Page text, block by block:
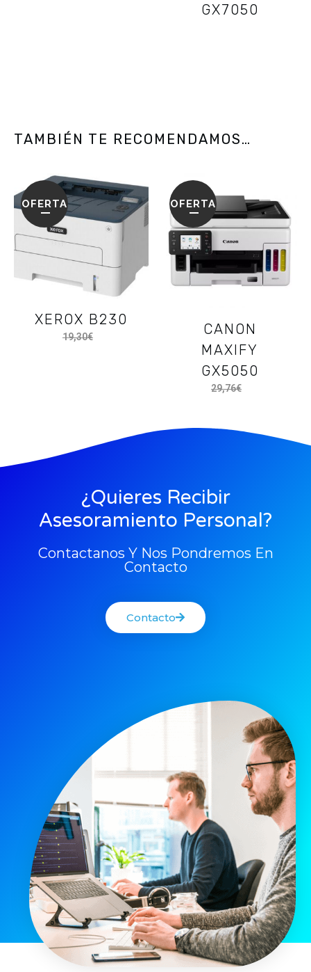
GX7050
TAMBIÉN TE RECOMENDAMOS…
OFERTA
XEROX B230
19,30€
OFERTA
CANON
MAXIFY
GX5050
29,76€
¿Quieres Recibir
Asesoramiento Personal?
Contactanos Y Nos Pondremos En
Contacto
Contacto